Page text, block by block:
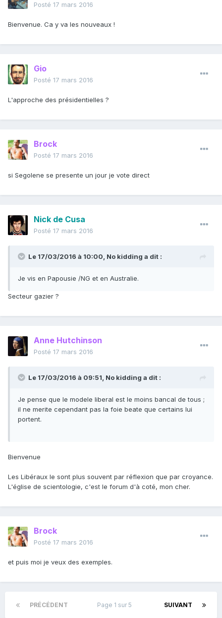
Posté 17 mars 2016
Bienvenue. Ca y va les nouveaux !
Gio
Posté 17 mars 2016
L'approche des présidentielles ?
Brock
Posté 17 mars 2016
si Segolene se presente un jour je vote direct
Nick de Cusa
Posté 17 mars 2016
Le 17/03/2016 à 10:00, No kidding a dit :
Je vis en Papousie /NG et en Australie.
Secteur gazier ?
Anne Hutchinson
Posté 17 mars 2016
Le 17/03/2016 à 09:51, No kidding a dit :
Je pense que le modele liberal est le moins bancal de tous ;
il ne merite cependant pas la foie beate que certains lui
portent.
Bienvenue
Les Libéraux le sont plus souvent par réflexion que par croyance.
L'église de scientologie, c'est le forum d'à coté, mon cher.
Brock
Posté 17 mars 2016
et puis moi je veux des exemples.
PRÉCÉDENT SUIVANT
Page 1 sur 5